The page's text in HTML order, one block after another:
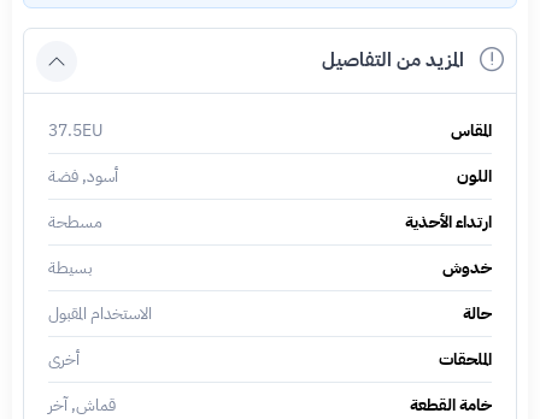
المزيد من التفاصيل
المقاس
37.5EU
اللون
أسود, فضة
ارتداء الأحذية
مسطحة
خدوش
بسيطة
حالة
الاستخدام المقبول
الملحقات
أخرى
خامة القطعة
قماش, آخر